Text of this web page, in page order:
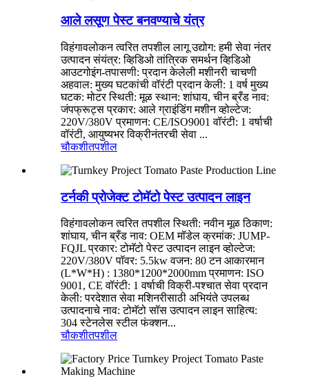
आले लसूण पेस्ट बनवण्याचे यंत्र
विहंगावलोकन त्वरित तपशील लागू उद्योग: हमी सेवा नंतर
उत्पादन संयंत्र: व्हिडिओ तांत्रिक समर्थन व्हिडिओ
आउटगोइंग-तपासणी: प्रदान केलेली मशीनरी चाचणी
अहवाल: मुख्य घटकांची वॉरंटी प्रदान केली: 1 वर्ष मुख्य
घटक: मोटर स्थिती: मूळ स्थान: शांघाय, चीन ब्रँड नाव:
जंपफ्रूट्स प्रकार: आले ग्राइंडिंग मशीन व्होल्टेज:
220V/380V प्रमाणन: CE/ISO9001 वॉरंटी: 1 वर्षाची
वॉरंटी, आयुष्यभर विक्रीनंतरची सेवा ...
चौकशीतपशील
टर्नकी प्रोजेक्ट टोमॅटो पेस्ट उत्पादन लाइन
विहंगावलोकन त्वरित तपशील स्थिती: नवीन मूळ ठिकाण:
शांघाय, चीन ब्रँड नाव: OEM मॉडेल क्रमांक: JUMP-
FQJL प्रकार: टोमॅटो पेस्ट उत्पादन लाइन व्होल्टेज:
220V/380V पॉवर: 5.5kw वजन: 80 टन आकारमान
(L*W*H) : 1380*1200*2000mm प्रमाणन: ISO
9001, CE वॉरंटी: 1 वर्षाची विक्री-पश्चात सेवा प्रदान
केली: परदेशात सेवा मशिनरीसाठी अभियंते उपलब्ध
उत्पादनाचे नाव: टोमॅटो सॉस उत्पादन लाइन साहित्य:
304 स्टेनलेस स्टील फंक्शन...
चौकशीतपशील